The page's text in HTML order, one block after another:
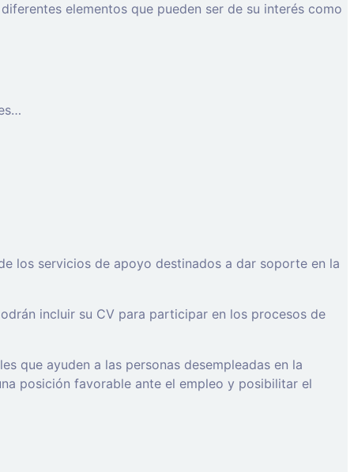
elementos que pueden ser de su interés como
los servicios de apoyo destinados a dar soporte en la
incluir su CV para participar en los procesos de
que ayuden a las personas desempleadas en la
posición favorable ante el empleo y posibilitar el